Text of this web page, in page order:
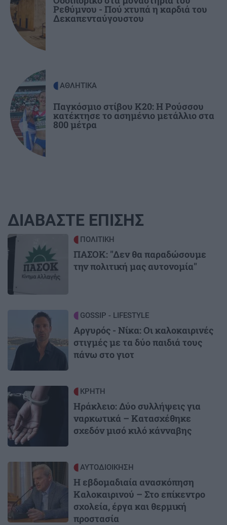
ανάσα – Παραμένει υψηλός ο κίνδυνος
πυρκαγιάς
Ρεθύμνου - Πού χτυπά η καρδιά του
Δεκαπενταύγουστου
ΑΘΛΗΤΙΚΑ
Παγκόσμιο στίβου Κ20: Η Ρούσσου
κατέκτησε το ασημένιο μετάλλιο στα
800 μέτρα
ΔΙΑΒΑΣΤΕ ΕΠΙΣΗΣ
Image ΠΟΛΙΤΙΚΗ
ΠΑΣΟΚ: "Δεν θα παραδώσουμε
την πολιτική μας αυτονομία"
GOSSIP - LIFESTYLE
Αργυρός - Νίκα: Οι καλοκαιρινές
στιγμές με τα δύο παιδιά τους
πάνω στο γιοτ
Image ΚΡΗΤΗ
Ηράκλειο: Δύο συλλήψεις για
ναρκωτικά – Κατασχέθηκε
σχεδόν μισό κιλό κάνναβης
ΑΥΤΟΔΙΟΙΚΗΣΗ
Η εβδομαδιαία ανασκόπηση
Καλοκαιρινού – Στο επίκεντρο
σχολεία, έργα και θερμική
προστασία